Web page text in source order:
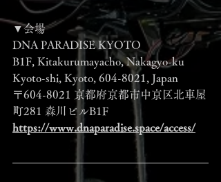
▼会場
DNA PARADISE KYOTO
B1F, Kitakurumayacho, Nakagyo-ku
Kyoto-shi, Kyoto, 604-8021, Japan
〒604-8021 京都府京都市中京区北車屋
町281 森川ビルB1F
https://www.dnaparadise.space/access/